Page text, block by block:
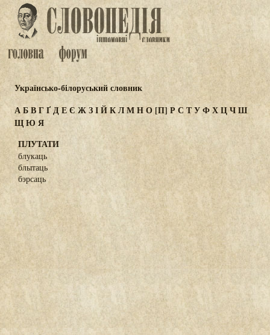
Українсько-білоруський словник
АБВГҐДЕЄ ЖЗІЙКЛМНО[П] Р С ТУФХЦЧШ
ЩЮ Я
ПЛУТАТИ
блукаць
блытаць
бэрсаць